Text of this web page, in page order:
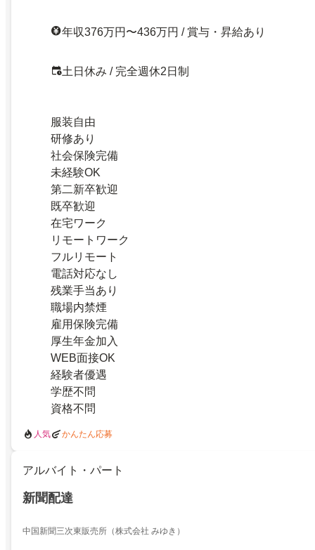
年収376万円〜436万円 / 賞与・昇給あり
土日休み / 完全週休2日制
服装自由
研修あり
社会保険完備
未経験OK
第二新卒歓迎
既卒歓迎
在宅ワーク
リモートワーク
フルリモート
電話対応なし
残業手当あり
職場内禁煙
雇用保険完備
厚生年金加入
WEB面接OK
経験者優遇
学歴不問
資格不問
人気 かんたん応募
アルバイト・パート
新聞配達
中国新聞三次東販売所（株式会社 みゆき）